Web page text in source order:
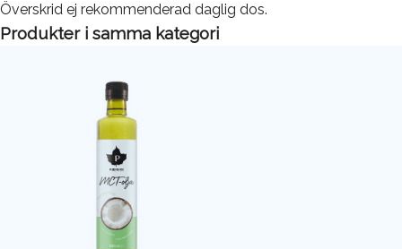
Överskrid ej rekommenderad daglig dos.
Produkter i samma kategori